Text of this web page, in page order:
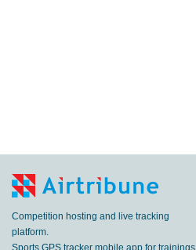
Competition hosting and live tracking
platform.
Sports GPS tracker mobile app for trainings